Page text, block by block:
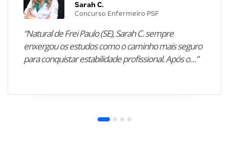
Sarah C.
Concurso Enfermeiro PSF
“Natural de Frei Paulo (SE), Sarah C. sempre
enxergou os estudos como o caminho mais seguro
para conquistar estabilidade profissional. Após o…”